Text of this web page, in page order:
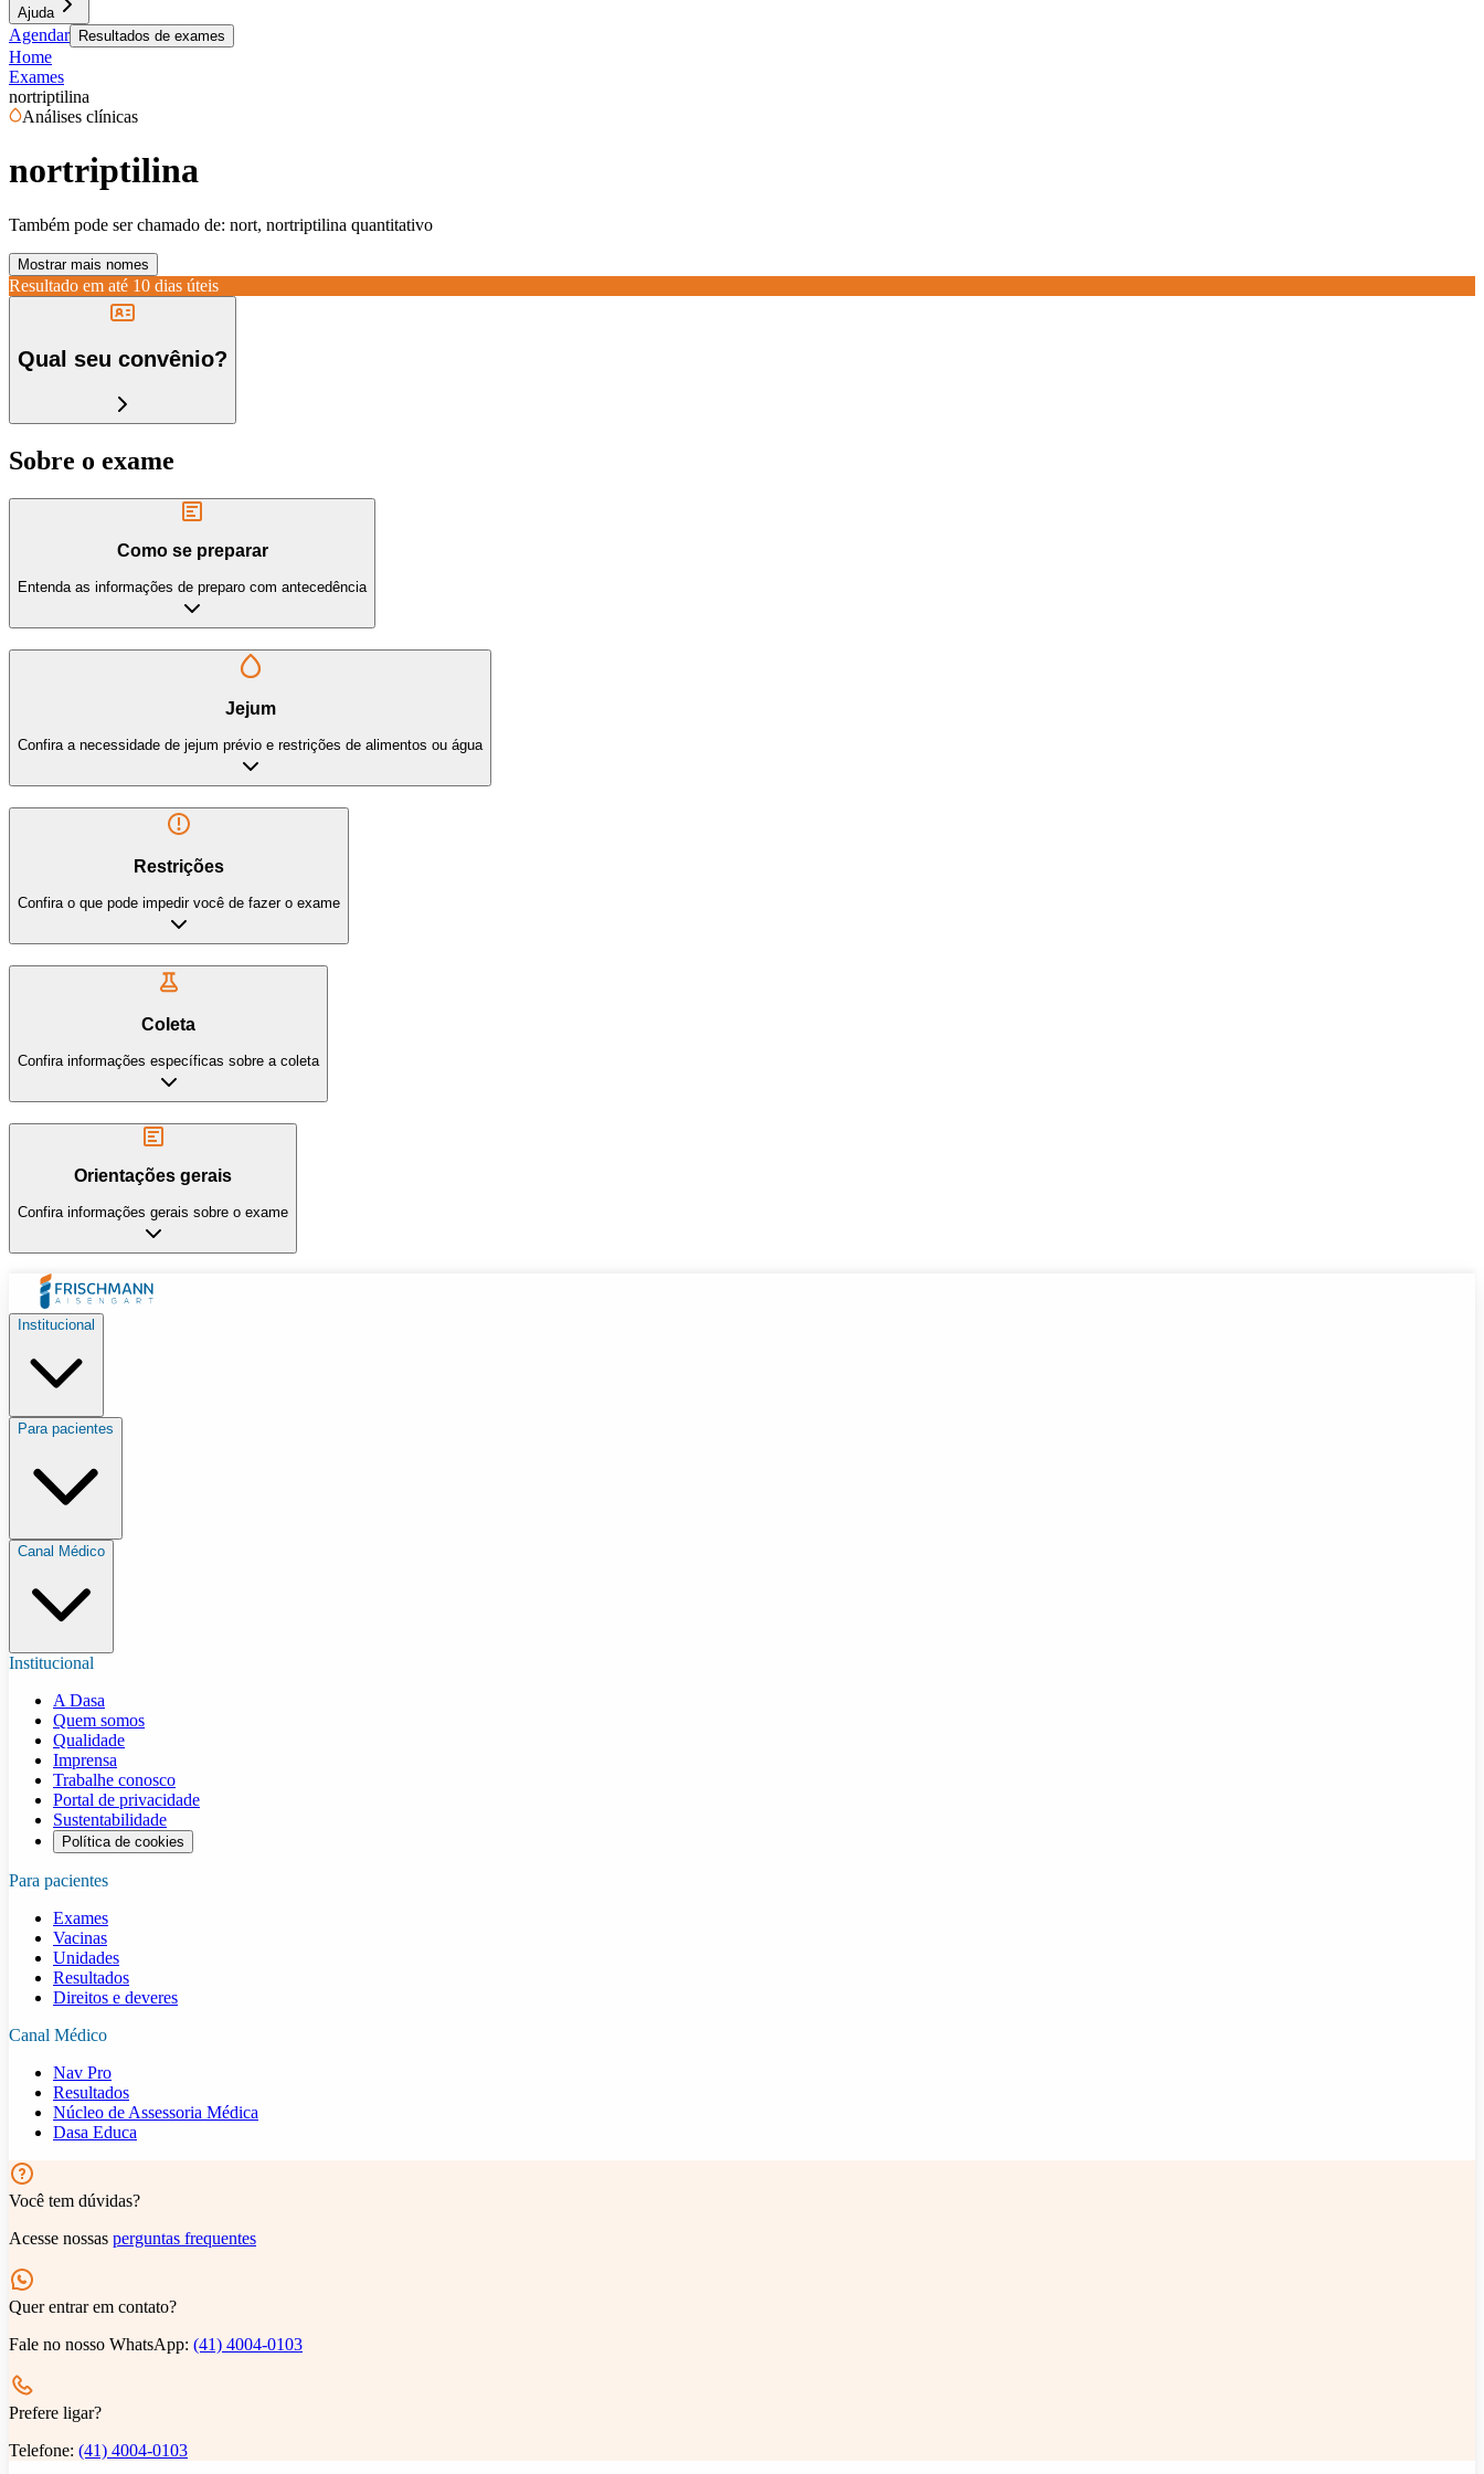
Ajuda
Agendar Resultados de exames
Home
Exames
nortriptilina
Análises clínicas
nortriptilina
Também pode ser chamado de: nort, nortriptilina quantitativo
Mostrar mais nomes
Resultado em até 10 dias úteis
Qual seu convênio?
Sobre o exame
Como se preparar
Entenda as informações de preparo com antecedência
Jejum
Confira a necessidade de jejum prévio e restrições de alimentos ou água
Restrições
Confira o que pode impedir você de fazer o exame
Coleta
Confira informações específicas sobre a coleta
Orientações gerais
Confira informações gerais sobre o exame
Institucional
Para pacientes
Canal Médico
Institucional
A Dasa
Quem somos
Qualidade
Imprensa
Trabalhe conosco
Portal de privacidade
Sustentabilidade
Política de cookies
Para pacientes
Exames
Vacinas
Unidades
Resultados
Direitos e deveres
Canal Médico
Nav Pro
Resultados
Núcleo de Assessoria Médica
Dasa Educa
Você tem dúvidas?
Acesse nossas perguntas frequentes
Quer entrar em contato?
Fale no nosso WhatsApp: (41) 4004-0103
Prefere ligar?
Telefone: (41) 4004-0103